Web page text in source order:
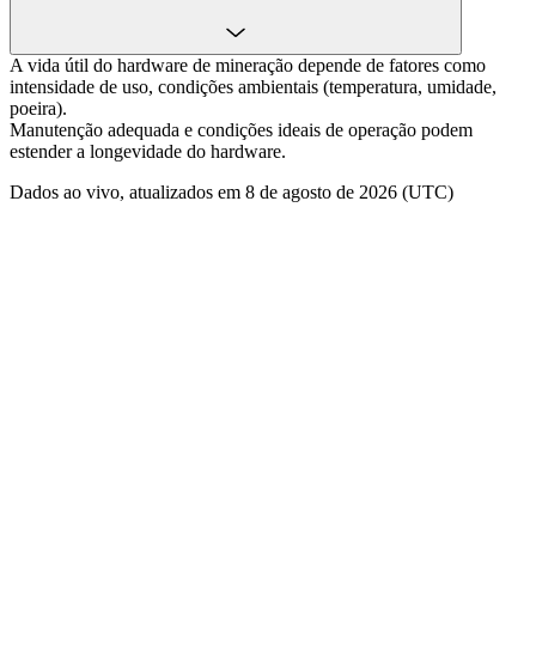
A vida útil do hardware de mineração depende de fatores como
intensidade de uso, condições ambientais (temperatura, umidade,
poeira).
Manutenção adequada e condições ideais de operação podem
estender a longevidade do hardware.
Dados ao vivo, atualizados em 8 de agosto de 2026 (UTC)